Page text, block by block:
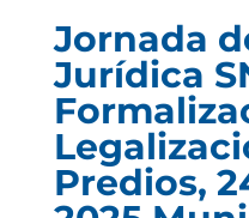
Jornada
Jurídica
Predios,